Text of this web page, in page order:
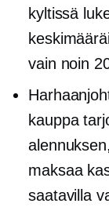
kyltissä
vain noin
kauppa
maksaa
saatavilla